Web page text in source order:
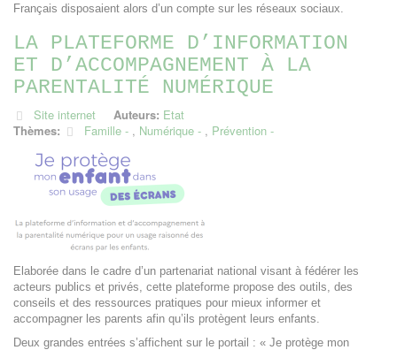
Français disposaient alors d’un compte sur les réseaux sociaux.
LA PLATEFORME D’INFORMATION
ET D’ACCOMPAGNEMENT À LA
PARENTALITÉ NUMÉRIQUE
Site internet Auteurs: Etat
Thèmes:
Famille , Numérique , Prévention
Elaborée dans le cadre d’un partenariat national visant à fédérer les
acteurs publics et privés, cette plateforme propose des outils, des
conseils et des ressources pratiques pour mieux informer et
accompagner les parents afin qu’ils protègent leurs enfants.
Deux grandes entrées s’affichent sur le portail : « Je protège mon